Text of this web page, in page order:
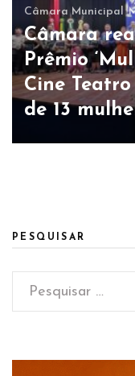
Câmara Municipal
Câmara
Prêmio
Cine
de 13
PESQUISAR
Pesquisar
por: